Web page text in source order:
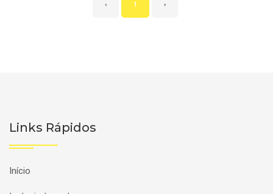
‹ 1 ›
Links Rápidos
Início